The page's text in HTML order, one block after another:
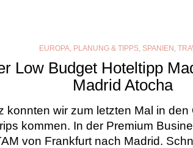
EUROPA, PLANUNG & TIPPS, SPANIEN ,
Low Budget Hoteltipp
Madrid Atocha
konnten wir zum letzten Mal in
kommen. In der Premium
von Frankfurt nach Madrid.